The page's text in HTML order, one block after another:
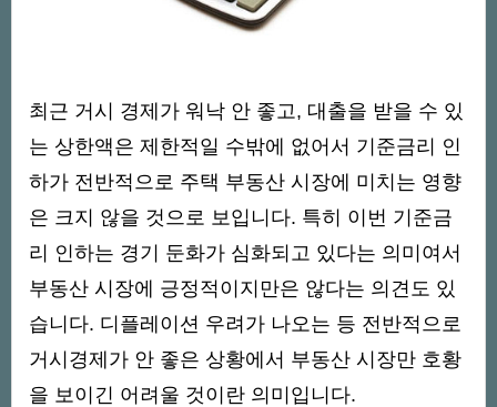
최근 거시 경제가 워낙 안 좋고, 대출을 받을 수 있
는 상한액은 제한적일 수밖에 없어서 기준금리 인
하가 전반적으로 주택 부동산 시장에 미치는 영향
은 크지 않을 것으로 보입니다. 특히 이번 기준금
리 인하는 경기 둔화가 심화되고 있다는 의미여서
부동산 시장에 긍정적이지만은 않다는 의견도 있
습니다. 디플레이션 우려가 나오는 등 전반적으로
거시경제가 안 좋은 상황에서 부동산 시장만 호황
을 보이긴 어려울 것이란 의미입니다.